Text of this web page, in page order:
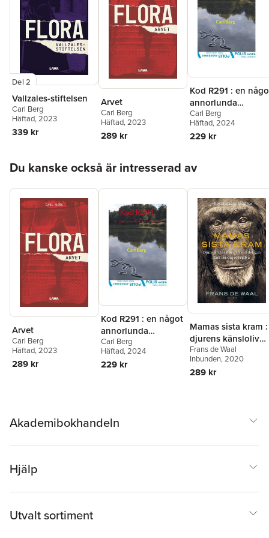
Del 2
Vallzales-stiftelsen
Carl Berg
Häftad, 2023
339 kr
Arvet
Carl Berg
Häftad, 2023
289 kr
Kod R291 : en
annorlunda
kriminalroman
Carl Berg
Häftad, 2024
229 kr
Du kanske också är intresserad av
Arvet
Carl Berg
Häftad, 2023
289 kr
Kod R291 : en något
annorlunda
kriminalroman
Carl Berg
Häftad, 2024
229 kr
Mamas sista kram :
djurens känsloliv
och vad det kan
oss om oss själva
Frans de Waal
Inbunden, 2020
289 kr
Akademibokhandeln
Hjälp
Utvalt sortiment